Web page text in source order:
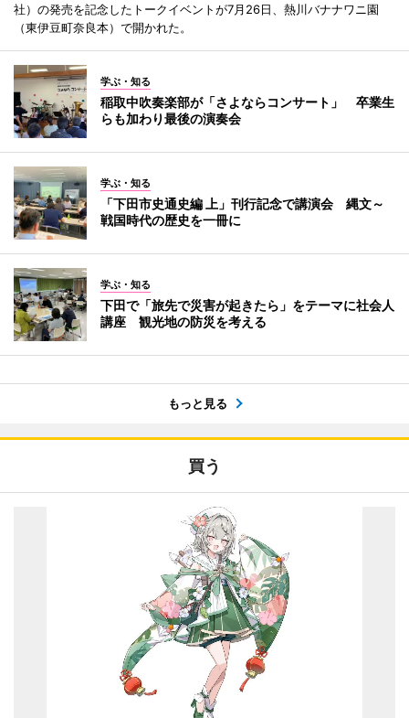
社）の発売を記念したトークイベントが7月26日、熱川バナナワニ園
（東伊豆町奈良本）で開かれた。
学ぶ・知る
稲取中吹奏楽部が「さよならコンサート」 卒業生
らも加わり最後の演奏会
学ぶ・知る
「下田市史通史編 上」刊行記念で講演会 縄文～
戦国時代の歴史を一冊に
学ぶ・知る
下田で「旅先で災害が起きたら」をテーマに社会人
講座 観光地の防災を考える
もっと見る
買う